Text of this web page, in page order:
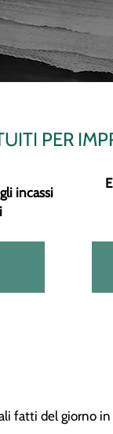
PER
incassi
fatti del giorno